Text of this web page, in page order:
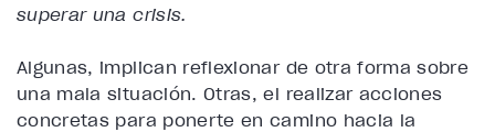
superar una crisis.
Algunas, implican reflexionar de otra forma sobre
una mala situación. Otras, el realizar acciones
concretas para ponerte en camino hacia la